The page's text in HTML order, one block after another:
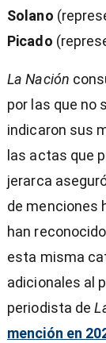
Solano
Picado
La Nación
por las que no
indicaron sus
las actas que
jerarca
de menciones
han
esta misma
adicionales al
periodista de
mención en